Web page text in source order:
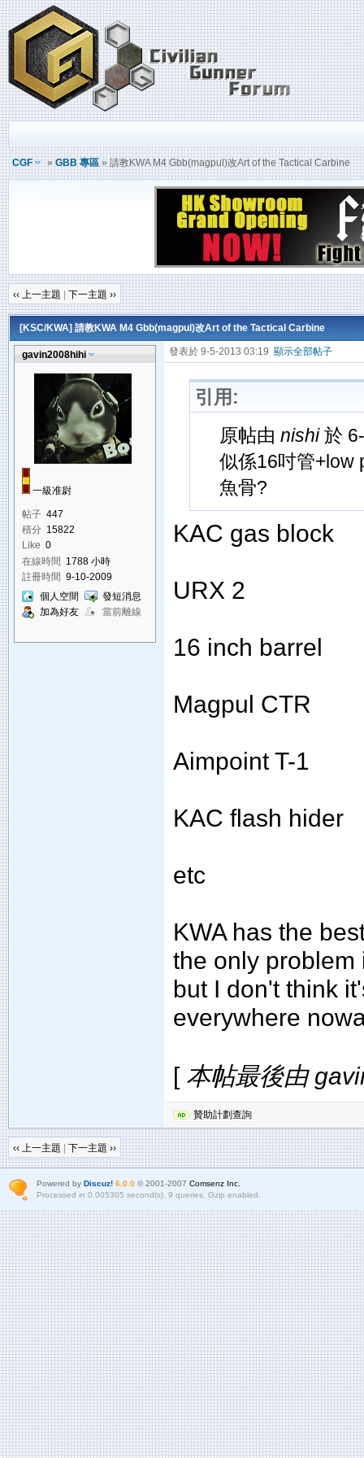
CGF »GBB 專區» 請教KWA M4 Gbb(magpul)改Art of the Tactical Carbine
‹‹ 上一主題 下一主題 ››
[KSC/KWA] 請教KWA M4 Gbb(magpul)改Art of the Tactical Carbine
gavin2008hihi
一級准尉
帖子 447
積分 15822
Like 0
在線時間 1788 小時
註冊時間 9-10-2009
個人空間
發短消息
加為好友
當前離線
發表於 9-5-2013 03:19 顯示全部帖子
引用:
原帖由 nishi於
似係16吋管+low
魚骨?
KAC gas block
URX 2
16 inch barrel
Magpul CTR
Aimpoint T-1
KAC flash hider
etc
KWA has the
the only problem
but I don't think
everywhere
[本帖最後由
贊助計劃查詢
‹‹ 上一主題 下一主題 ››
Powered by Discuz! 6.0.0© 2001-2007 Comsenz Inc.
Processed in 0.005305 second(s), 9 queries, Gzip enabled.